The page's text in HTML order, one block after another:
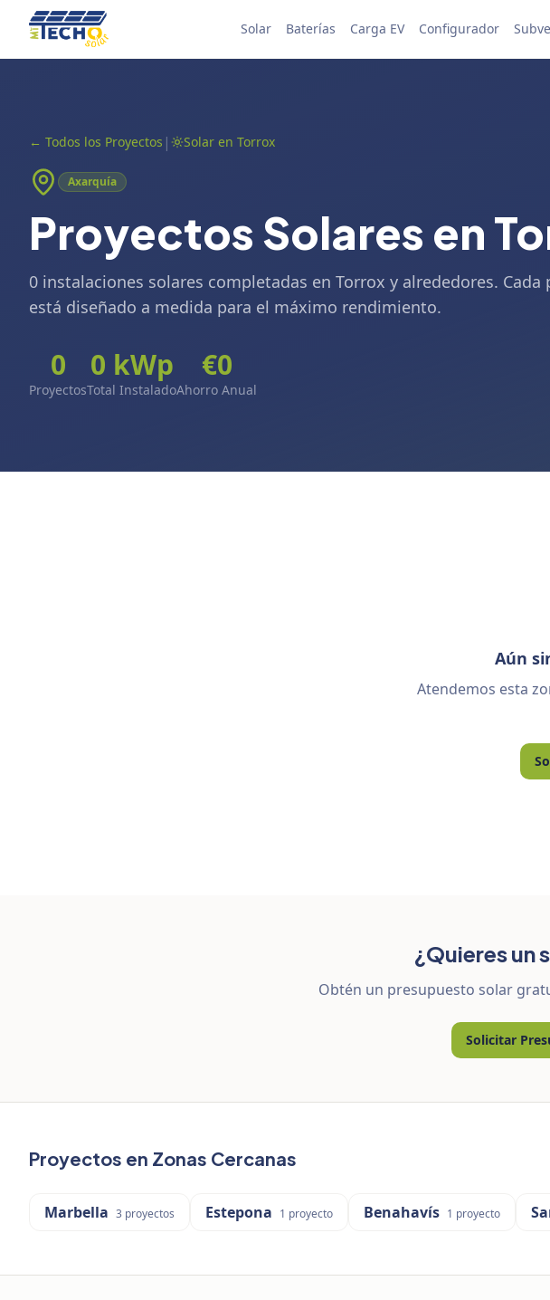
Skip to content
Solar Baterías Carga EV Configurador
← Todos los Proyectos | Solar en Torrox
Axarquía
Proyectos Solares en
0 instalaciones solares completadas en Torrox y alrededores. Cada
está diseñado a medida para el máximo rendimiento.
0
Proyectos
0 kWp
Total Instalado
€0
Ahorro Anual
Aún
Atendemos esta
¿Quieres un
Obtén un presupuesto solar
Solicitar
Proyectos en Zonas Cercanas
Marbella 3 proyectos Estepona 1 proyecto Benahavís 1 proyecto